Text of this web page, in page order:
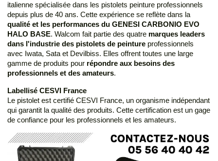
italienne spécialisée dans les pistolets peinture professionnels
depuis plus de 40 ans. Cette expérience se reflète dans la
qualité et les performances du GENESI CARBONIO EVO
HALO BASE. Walcom fait partie des quatre marques leaders
dans l'industrie des pistolets de peinture professionnels
avec Iwata, Sata et Devilbiss. Elles offrent toutes une large
gamme de produits pour répondre aux besoins des
professionnels et des amateurs.
Labellisé CESVI France
Le pistolet est certifié CESVI France, un organisme indépendant
qui garantit la qualité des produits. Cette certification est un gage
de confiance pour les professionnels et les amateurs.